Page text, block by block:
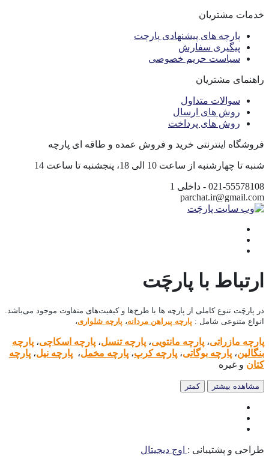
خدمات مشتریان
پارچه های پیشنهادی پارچت
پیگیری سفارش
سیاست حریم خصوصی
راهنمای مشتریان
سوالات متداول
روش های ارسال
روش های پرداخت
فروشگاه اینترنتی خرید و فروش عمده و طاقه ای پارچه
شنبه تا چهارشنبه از ساعت 10 الی 18، پنجشنبه تا ساعت 14
021-55578108 - داخلی 1
parchat.ir@gmail.com
ارتباط با پارچَت
در پارچَت تنوع کاملی از پارچه ها با طرح‌ها و کیفیت‌های متفاوت موجود می‌باشد.
انواع متنوعی شامل : پارچه پیراهن مردانه، پارچه شلواری،
پارچه مازراتی، پارچه مانتویی، پارچه تنسل، پارچه اسکاچی، پارچه
بنگالین، پارچه بوگاتی، پارچه کرپ، پارچه مخمل، پارچه نیل، پارچه
کتان و غیره
مشاهده بیشتر کمتر
طراحی و پشتیبانی : اوج دیجیتال